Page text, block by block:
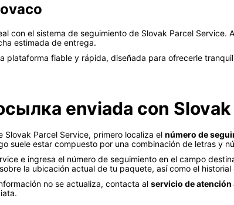
con el sistema de seguimiento de Slovak Parcel
estimada de entrega.
plataforma fiable y rápida, diseñada para ofrecerle
enviada con
Parcel Service, primero localiza el número de
suele estar compuesto por una combinación de letras y
e ingresa el número de seguimiento en el campo
la ubicación actual de tu paquete, así como el
no se actualiza, contacta al servicio de atención